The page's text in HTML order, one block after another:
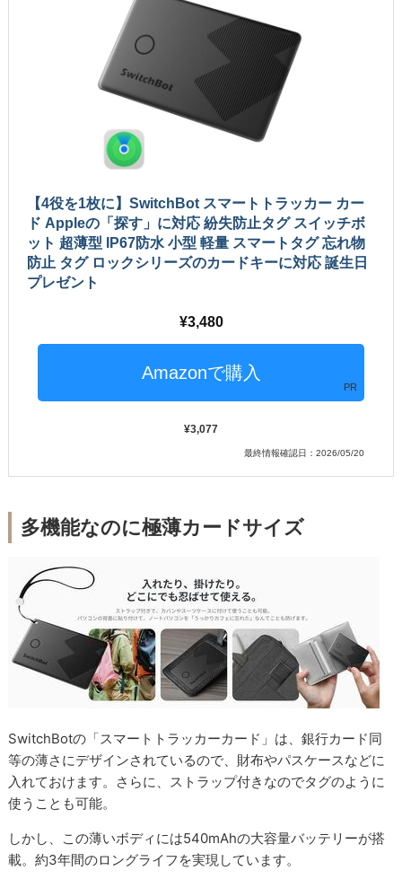
【4役を1枚に】SwitchBot スマートトラッカー カー
ド Appleの「探す」に対応 紛失防止タグ スイッチボ
ット 超薄型 IP67防水 小型 軽量 スマートタグ 忘れ物
防止 タグ ロックシリーズのカードキーに対応 誕生日
プレゼント
3,480
PR
3,077
最終情報確認日：2026/05/20
多機能なのに極薄カードサイズ
SwitchBotの「スマートトラッカーカード」は、銀行カード同
等の薄さにデザインされているので、財布やパスケースなどに
入れておけます。さらに、ストラップ付きなのでタグのように
使うことも可能。
しかし、この薄いボディには540mAhの大容量バッテリーが搭
載。約3年間のロングライフを実現しています。